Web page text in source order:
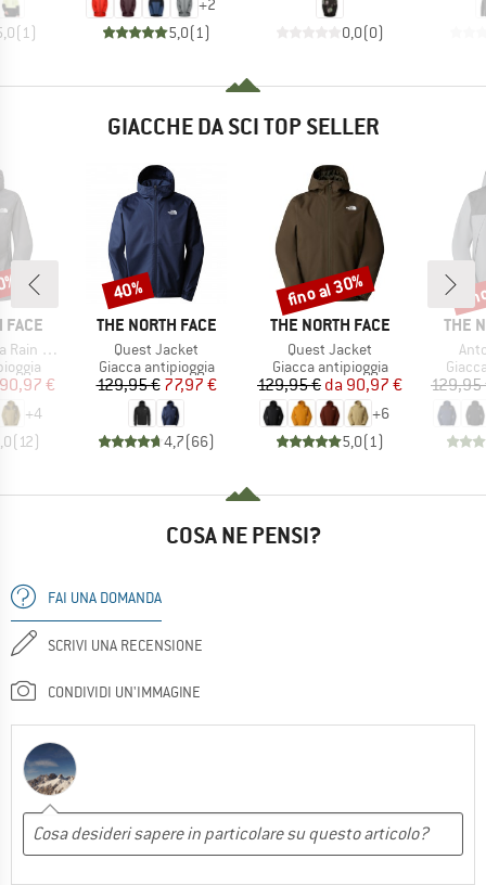
(1 )
5,0(1 ) 0,0(0)
GIACCHE DA SCI TOP SELLER
FACE
Jacket
ridotto
90,97 €
+4
(12)
MARCHIO
THE NORTH FACE
Articolo
Quest Jacket
Gruppo di prodotti
Giacca antipioggia
Prezzo
129,95 €Prezzo ridotto
77,97 €
4,7(66)
Sconto
40%
MARCHIO
THE NORTH FACE
Articolo
Quest Jacket
Gruppo di prodotti
Giacca antipioggia
Prezzo
129,95 € Prezzo ridotto
da 90,97 €
+6
5,0(1)
Sconto
fino al 30%
THE
129,95
COSA NE PENSI?
FAI UNA DOMANDA
SCRIVI UNA RECENSIONE
CONDIVIDI UN'IMMAGINE